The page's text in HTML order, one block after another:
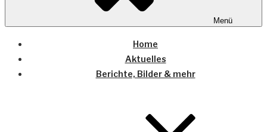
Menü
Home
Aktuelles
Berichte, Bilder & mehr